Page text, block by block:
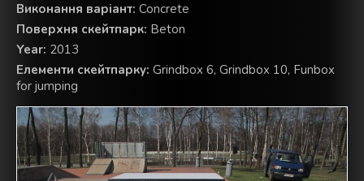
Виконання варіант: Concrete
Поверхня скейтпарк: Beton
Year: 2013
Елементи скейтпарку: Grindbox 6, Grindbox 10, Funbox
for jumping